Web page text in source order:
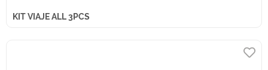
KIT VIAJE ALL 3PCS